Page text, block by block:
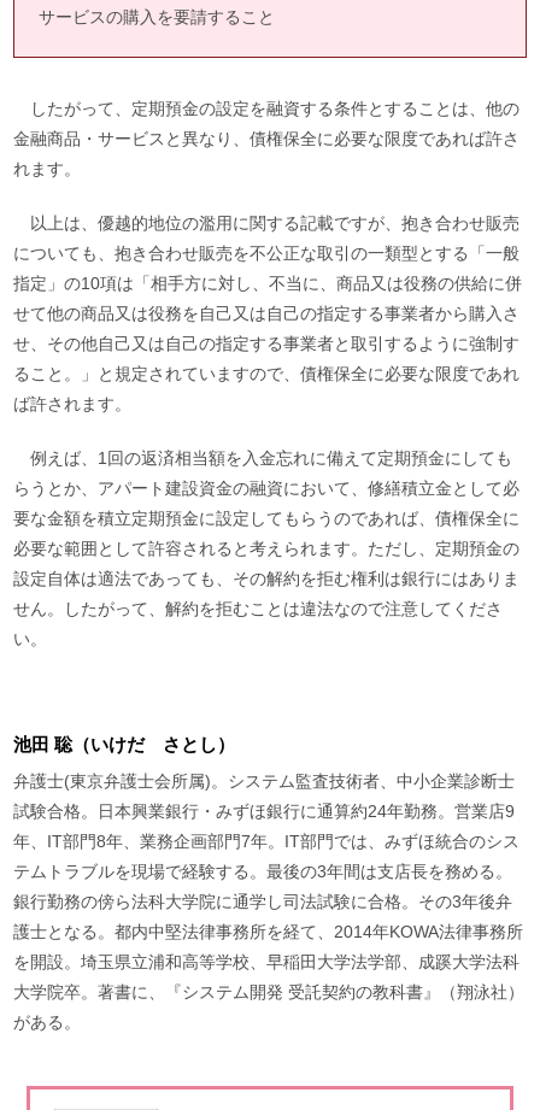
サービスの購入を要請すること
したがって、定期預金の設定を融資する条件とすることは、他の
金融商品・サービスと異なり、債権保全に必要な限度であれば許さ
れます。
以上は、優越的地位の濫用に関する記載ですが、抱き合わせ販売
についても、抱き合わせ販売を不公正な取引の一類型とする「一般
指定」の10項は「相手方に対し、不当に、商品又は役務の供給に併
せて他の商品又は役務を自己又は自己の指定する事業者から購入さ
せ、その他自己又は自己の指定する事業者と取引するように強制す
ること。」と規定されていますので、債権保全に必要な限度であれ
ば許されます。
例えば、1回の返済相当額を入金忘れに備えて定期預金にしても
らうとか、アパート建設資金の融資において、修繕積立金として必
要な金額を積立定期預金に設定してもらうのであれば、債権保全に
必要な範囲として許容されると考えられます。ただし、定期預金の
設定自体は適法であっても、その解約を拒む権利は銀行にはありま
せん。したがって、解約を拒むことは違法なので注意してくださ
い。
池田 聡（いけだ さとし）
弁護士(東京弁護士会所属)。システム監査技術者、中小企業診断士
試験合格。日本興業銀行・みずほ銀行に通算約24年勤務。営業店9
年、IT部門8年、業務企画部門7年。IT部門では、みずほ統合のシス
テムトラブルを現場で経験する。最後の3年間は支店長を務める。
銀行勤務の傍ら法科大学院に通学し司法試験に合格。その3年後弁
護士となる。都内中堅法律事務所を経て、2014年KOWA法律事務所
を開設。埼玉県立浦和高等学校、早稲田大学法学部、成蹊大学法科
大学院卒。著書に、『システム開発 受託契約の教科書』（翔泳社）
がある。